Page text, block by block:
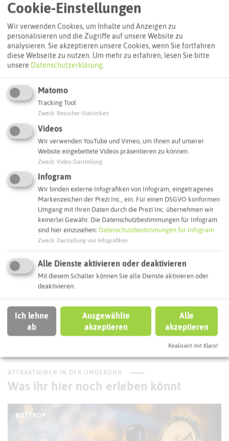
Adresse:
China-Restaurant Shang Hai
Kirchhellener Straße 244
46240 Bottrop
Webseite
Interaktive Karte
Routenplanung zum Ziel:
Autoroute finden
ATTRAKTIONEN IN DER UMGEBUNG
Was ihr hier noch erleben könnt
BOTTROP
Cookie-Einstellungen
Wir verwenden Cookies, um Inhalte und Anzeigen zu
personalisieren und die Zugriffe auf unsere Website zu
analysieren. Sie akzeptieren unsere Cookies, wenn Sie fortfahren
diese Webseite zu nutzen. Um mehr zu erfahren, lesen Sie bitte
unsere Datenschutzerklärung.
Matomo
Tracking Tool
Zweck Besucher-Statistiken
Videos
Wir verwenden YouTube und Vimeo, um Ihnen auf unserer
Website eingebettete Videos präsentieren zu können.
Zweck Video-Darstellung
Infogram
Wir binden externe Infografiken von Infogram, eingetragenes
Markenzeichen der Prezi Inc., ein. Für einen DSGVO konformen
Umgang mit Ihren Daten durch die Prezi Inc. übernehmen wir
keinerlei Gewähr. Die Datenschutzbestimmungen für Infogram
sind hier einzusehen: Datenschutzbestimmungen für Infogram
Zweck Darstellung von Infografiken
Alle Dienste aktivieren oder deaktivieren
Mit diesem Schalter können Sie alle Dienste aktivieren oder
deaktivieren.
Ich lehne
ab
Ausgewählte
akzeptieren
Alle
akzeptieren
Realisiert mit Klaro!